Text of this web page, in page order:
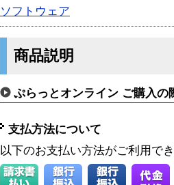
ソフトウェア
商品説明
ぷらっとオンライン ご購入の
支払方法について
以下のお支払い方法がご利用で